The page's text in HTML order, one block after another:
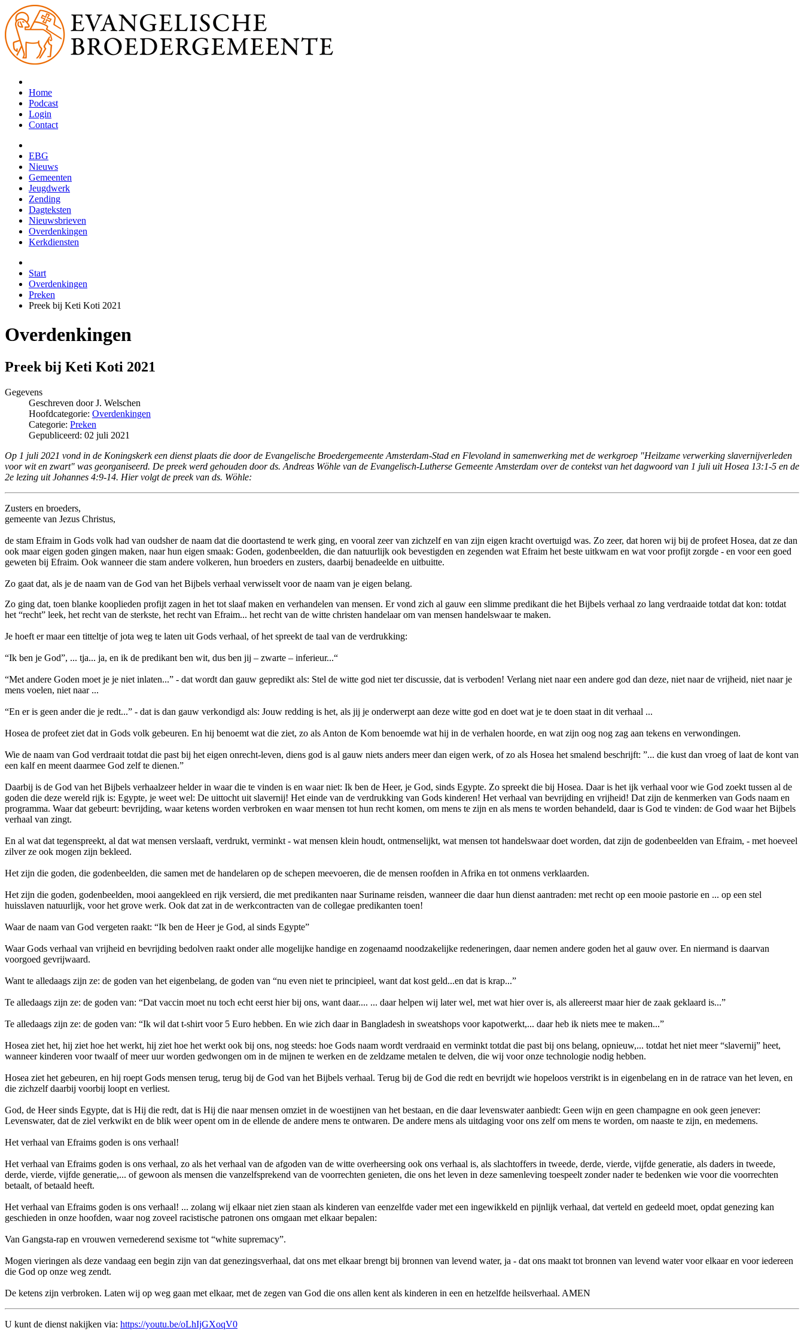
Home
Podcast
Login
Contact
EBG
Nieuws
Gemeenten
Jeugdwerk
Zending
Dagteksten
Nieuwsbrieven
Overdenkingen
Kerkdiensten
Start
Overdenkingen
Preken
Preek bij Keti Koti 2021
Overdenkingen
Preek bij Keti Koti 2021
Gegevens
Geschreven doorJ. Welschen
Hoofdcategorie: Overdenkingen
Categorie: Preken
Gepubliceerd: 02 juli 2021
Op 1 juli 2021 vond in de Koningskerk een dienst plaats die door de Evangelische Broedergemeente Amsterdam-Stad en Flevoland in samenwerking met de werkgroep "Heilzame verwerking slavernijverleden
voor wit en zwart" was georganiseerd. De preek werd gehouden door ds. Andreas Wöhle van de Evangelisch-Lutherse Gemeente Amsterdam over de contekst van het dagwoord van 1 juli uit Hosea 13:1-5 en de
2e lezing uit Johannes 4:9-14. Hier volgt de preek van ds. Wöhle:
Zusters en broeders,
gemeente van Jezus Christus,
de stam Efraim in Gods volk had van oudsher de naam dat die doortastend te werk ging, en vooral zeer van zichzelf en van zijn eigen kracht overtuigd was. Zo zeer, dat horen wij bij de profeet Hosea, dat ze dan
ook maar eigen goden gingen maken, naar hun eigen smaak: Goden, godenbeelden, die dan natuurlijk ook bevestigden en zegenden wat Efraim het beste uitkwam en wat voor profijt zorgde - en voor een goed
geweten bij Efraim. Ook wanneer die stam andere volkeren, hun broeders en zusters, daarbij benadeelde en uitbuitte.
Zo gaat dat, als je de naam van de God van het Bijbels verhaal verwisselt voor de naam van je eigen belang.
Zo ging dat, toen blanke kooplieden profijt zagen in het tot slaaf maken en verhandelen van mensen. Er vond zich al gauw een slimme predikant die het Bijbels verhaal zo lang verdraaide totdat dat kon: totdat
het “recht” leek, het recht van de sterkste, het recht van Efraim... het recht van de witte christen handelaar om van mensen handelswaar te maken.
Je hoeft er maar een titteltje of jota weg te laten uit Gods verhaal, of het spreekt de taal van de verdrukking:
“Ik ben je God”, ... tja... ja, en ik de predikant ben wit, dus ben jij – zwarte – inferieur...“
“Met andere Goden moet je je niet inlaten...” - dat wordt dan gauw gepredikt als: Stel de witte god niet ter discussie, dat is verboden! Verlang niet naar een andere god dan deze, niet naar de vrijheid, niet naar je
mens voelen, niet naar ...
“En er is geen ander die je redt...” - dat is dan gauw verkondigd als: Jouw redding is het, als jij je onderwerpt aan deze witte god en doet wat je te doen staat in dit verhaal ...
Hosea de profeet ziet dat in Gods volk gebeuren. En hij benoemt wat die ziet, zo als Anton de Kom benoemde wat hij in de verhalen hoorde, en wat zijn oog nog zag aan tekens en verwondingen.
Wie de naam van God verdraait totdat die past bij het eigen onrecht-leven, diens god is al gauw niets anders meer dan eigen werk, of zo als Hosea het smalend beschrijft: ”... die kust dan vroeg of laat de kont van
een kalf en meent daarmee God zelf te dienen.”
Daarbij is de God van het Bijbels verhaalzeer helder in waar die te vinden is en waar niet: Ik ben de Heer, je God, sinds Egypte. Zo spreekt die bij Hosea. Daar is het ijk verhaal voor wie God zoekt tussen al de
goden die deze wereld rijk is: Egypte, je weet wel: De uittocht uit slavernij! Het einde van de verdrukking van Gods kinderen! Het verhaal van bevrijding en vrijheid! Dat zijn de kenmerken van Gods naam en
programma. Waar dat gebeurt: bevrijding, waar ketens worden verbroken en waar mensen tot hun recht komen, om mens te zijn en als mens te worden behandeld, daar is God te vinden: de God waar het Bijbels
verhaal van zingt.
En al wat dat tegenspreekt, al dat wat mensen verslaaft, verdrukt, verminkt - wat mensen klein houdt, ontmenselijkt, wat mensen tot handelswaar doet worden, dat zijn de godenbeelden van Efraim, - met hoeveel
zilver ze ook mogen zijn bekleed.
Het zijn die goden, die godenbeelden, die samen met de handelaren op de schepen meevoeren, die de mensen roofden in Afrika en tot onmens verklaarden.
Het zijn die goden, godenbeelden, mooi aangekleed en rijk versierd, die met predikanten naar Suriname reisden, wanneer die daar hun dienst aantraden: met recht op een mooie pastorie en ... op een stel
huisslaven natuurlijk, voor het grove werk. Ook dat zat in de werkcontracten van de collegae predikanten toen!
Waar de naam van God vergeten raakt: “Ik ben de Heer je God, al sinds Egypte”
Waar Gods verhaal van vrijheid en bevrijding bedolven raakt onder alle mogelijke handige en zogenaamd noodzakelijke redeneringen, daar nemen andere goden het al gauw over. En niermand is daarvan
voorgoed gevrijwaard.
Want te alledaags zijn ze: de goden van het eigenbelang, de goden van “nu even niet te principieel, want dat kost geld...en dat is krap...”
Te alledaags zijn ze: de goden van: “Dat vaccin moet nu toch echt eerst hier bij ons, want daar.... ... daar helpen wij later wel, met wat hier over is, als allereerst maar hier de zaak geklaard is...”
Te alledaags zijn ze: de goden van: “Ik wil dat t-shirt voor 5 Euro hebben. En wie zich daar in Bangladesh in sweatshops voor kapotwerkt,... daar heb ik niets mee te maken...”
Hosea ziet het, hij ziet hoe het werkt, hij ziet hoe het werkt ook bij ons, nog steeds: hoe Gods naam wordt verdraaid en verminkt totdat die past bij ons belang, opnieuw,... totdat het niet meer “slavernij” heet,
wanneer kinderen voor twaalf of meer uur worden gedwongen om in de mijnen te werken en de zeldzame metalen te delven, die wij voor onze technologie nodig hebben.
Hosea ziet het gebeuren, en hij roept Gods mensen terug, terug bij de God van het Bijbels verhaal. Terug bij de God die redt en bevrijdt wie hopeloos verstrikt is in eigenbelang en in de ratrace van het leven, en
die zichzelf daarbij voorbij loopt en verliest.
God, de Heer sinds Egypte, dat is Hij die redt, dat is Hij die naar mensen omziet in de woestijnen van het bestaan, en die daar levenswater aanbiedt: Geen wijn en geen champagne en ook geen jenever:
Levenswater, dat de ziel verkwikt en de blik weer opent om in de ellende de andere mens te ontwaren. De andere mens als uitdaging voor ons zelf om mens te worden, om naaste te zijn, en medemens.
Het verhaal van Efraims goden is ons verhaal!
Het verhaal van Efraims goden is ons verhaal, zo als het verhaal van de afgoden van de witte overheersing ook ons verhaal is, als slachtoffers in tweede, derde, vierde, vijfde generatie, als daders in tweede,
derde, vierde, vijfde generatie,... of gewoon als mensen die vanzelfsprekend van de voorrechten genieten, die ons het leven in deze samenleving toespeelt zonder nader te bedenken wie voor die voorrechten
betaalt, of betaald heeft.
Het verhaal van Efraims goden is ons verhaal! ... zolang wij elkaar niet zien staan als kinderen van eenzelfde vader met een ingewikkeld en pijnlijk verhaal, dat verteld en gedeeld moet, opdat genezing kan
geschieden in onze hoofden, waar nog zoveel racistische patronen ons omgaan met elkaar bepalen:
Van Gangsta-rap en vrouwen vernederend sexisme tot “white supremacy”.
Mogen vieringen als deze vandaag een begin zijn van dat genezingsverhaal, dat ons met elkaar brengt bij bronnen van levend water, ja - dat ons maakt tot bronnen van levend water voor elkaar en voor iedereen
die God op onze weg zendt.
De ketens zijn verbroken. Laten wij op weg gaan met elkaar, met de zegen van God die ons allen kent als kinderen in een en hetzelfde heilsverhaal. AMEN
U kunt de dienst nakijken via: https://youtu.be/oLhIjGXoqV0